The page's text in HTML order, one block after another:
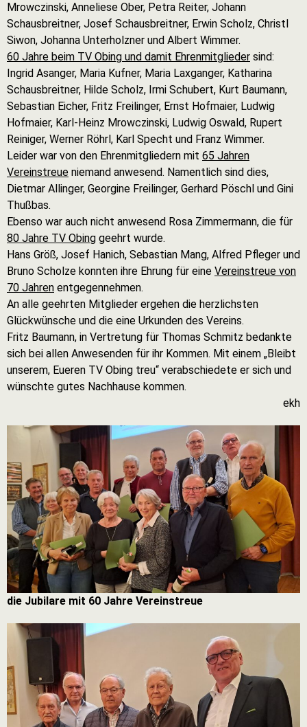
Mrowczinski, Anneliese Ober, Petra Reiter, Johann
Schausbreitner, Josef Schausbreitner, Erwin Scholz, Christl
Siwon, Johanna Unterholzner und Albert Wimmer.
60 Jahre beim TV Obing und damit Ehrenmitglieder sind:
Ingrid Asanger, Maria Kufner, Maria Laxganger, Katharina
Schausbreitner, Hilde Scholz, Irmi Schubert, Kurt Baumann,
Sebastian Eicher, Fritz Freilinger, Ernst Hofmaier, Ludwig
Hofmaier, Karl-Heinz Mrowczinski, Ludwig Oswald, Rupert
Reiniger, Werner Röhrl, Karl Specht und Franz Wimmer.
Leider war von den Ehrenmitgliedern mit 65 Jahren
Vereinstreue niemand anwesend. Namentlich sind dies,
Dietmar Allinger, Georgine Freilinger, Gerhard Pöschl und Gini
Thußbas.
Ebenso war auch nicht anwesend Rosa Zimmermann, die für
80 Jahre TV Obing geehrt wurde.
Hans Größ, Josef Hanich, Sebastian Mang, Alfred Pfleger und
Bruno Scholze konnten ihre Ehrung für eine Vereinstreue von
70 Jahren entgegennehmen.
An alle geehrten Mitglieder ergehen die herzlichsten
Glückwünsche und die eine Urkunden des Vereins.
Fritz Baumann, in Vertretung für Thomas Schmitz bedankte
sich bei allen Anwesenden für ihr Kommen. Mit einem „Bleibt
unserem, Eueren TV Obing treu“ verabschiedete er sich und
wünschte gutes Nachhause kommen.
ekh
die Jubilare mit 60 Jahre Vereinstreue